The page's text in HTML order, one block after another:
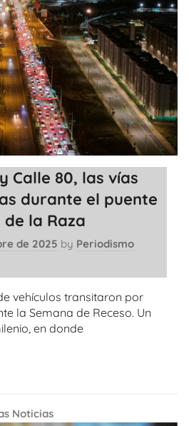
Calle 80, las vías
durante el puente
la Raza
de 2025 by Periodismo
vehículos transitaron por
la Semana de Receso. Un
en donde
Noticias